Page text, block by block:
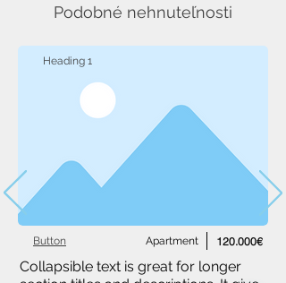
Podobné nehnuteľnosti
Heading 1
Apartment
Button 120.000€
Collapsible text is great for longer